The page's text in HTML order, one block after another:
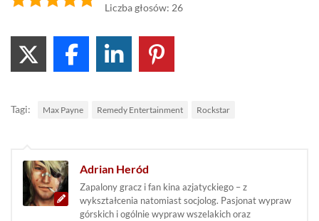
Liczba głosów: 26
Tagi: Max Payne Remedy Entertainment Rockstar
Adrian Heród
Zapalony gracz i fan kina azjatyckiego – z
wykształcenia natomiast socjolog. Pasjonat wypraw
górskich i ogólnie wypraw wszelakich oraz